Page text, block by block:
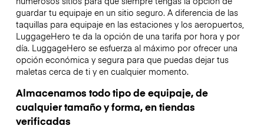
guardar tu equipaje en un sitio seguro. A diferencia de las
taquillas para equipaje en las estaciones y los aeropuertos,
LuggageHero te da la opción de una tarifa por hora y por
día. LuggageHero se esfuerza al máximo por ofrecer una
opción económica y segura para que puedas dejar tus
maletas cerca de ti y en cualquier momento.
Almacenamos todo tipo de equipaje, de
cualquier tamaño y forma, en tiendas
verificadas